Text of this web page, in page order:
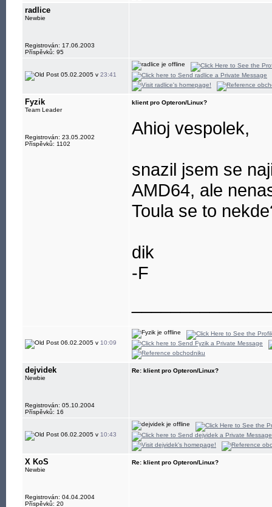
radlice
Newbie
Registrován: 17.06.2003
Příspěvků: 95
05.02.2005 v 23:41
Fyzik
Team Leader
Registrován: 23.05.2002
Příspěvků: 1102
klient pro Opteron/Linux?
Ahioj vespolek,
snazil jsem se
AMD64, ale
Toula se to
dik
-F
06.02.2005 v 10:09
dejvidek
Newbie
Registrován: 05.10.2004
Příspěvků: 16
Re: klient pro Opteron/Linux?
06.02.2005 v 10:43
X KoS
Newbie
Registrován: 04.04.2004
Příspěvků: 20
Re: klient pro Opteron/Linux?